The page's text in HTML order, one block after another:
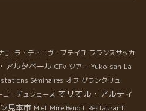
」 ラ・ディーヴ・ブテイユ フランスサッカ
アルタベール CPV ツアー Yuko-san La
Séminaires オフ グランクリュ
コ・デュシェーヌ オリオル・アルティ
見本市 M et Mme Benoit Restaurant